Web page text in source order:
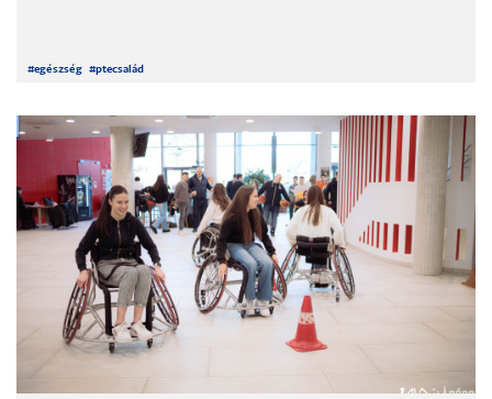
#egészség #ptecsalád